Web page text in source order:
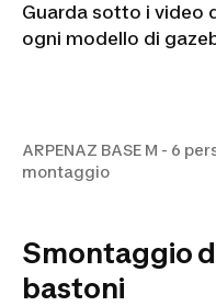
Guarda sotto i video
ogni modello di
ARPENAZ BASE M - 6
montaggio
Smontaggio
bastoni